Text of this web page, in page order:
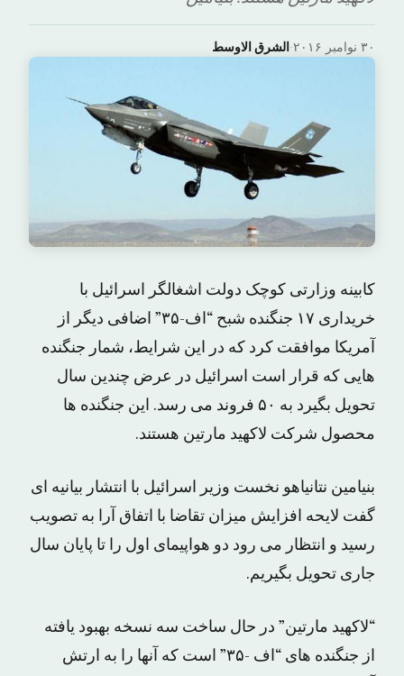
الشرق الاوسط· ۳۰ نوامبر ۲۰۱۶
کابینه وزارتی کوچک دولت اشغالگر اسرائیل با
خریداری ۱۷ جنگنده شبح “اف-۳۵” اضافی دیگر از
آمریکا موافقت کرد که در این شرایط، شمار جنگنده
هایی که قرار است اسرائیل در عرض چندین سال
تحویل بگیرد به ۵۰ فروند می رسد. این جنگنده ها
محصول شرکت لاکهید مارتین هستند.
بنیامین نتانیاهو نخست وزیر اسرائیل با انتشار بیانیه ای
گفت لایحه افزایش میزان تقاضا با اتفاق آرا به تصویب
رسید و انتظار می رود دو هواپیمای اول را تا پایان سال
جاری تحویل بگیریم.
“لاکهید مارتین” در حال ساخت سه نسخه بهبود یافته
از جنگنده های “اف -۳۵” است که آنها را به ارتش